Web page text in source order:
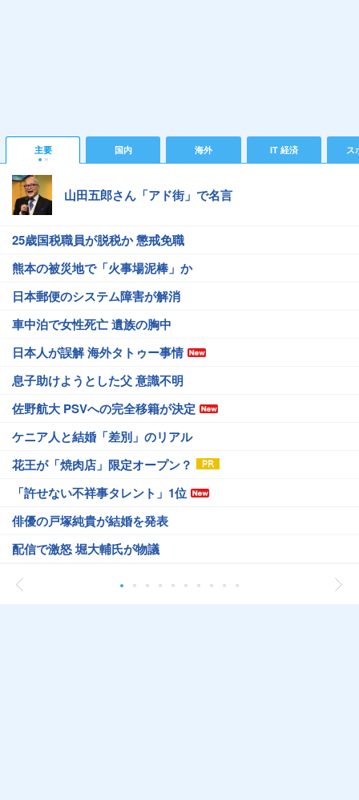
主要 国内 海外 IT 経済 ス
山田五郎さん「アド街」で名言
25歳国税職員が脱税か 懲戒免職
熊本の被災地で「火事場泥棒」か
日本郵便のシステム障害が解消
車中泊で女性死亡 遺族の胸中
日本人が誤解 海外タトゥー事情
息子助けようとした父 意識不明
佐野航大 PSVへの完全移籍が決定
ケニア人と結婚「差別」のリアル
花王が「焼肉店」限定オープン？
「許せない不祥事タレント」1位
俳優の戸塚純貴が結婚を発表
配信で激怒 堀大輔氏が物議